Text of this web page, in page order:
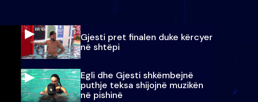
Gjesti pret finalen duke kërcyer
në shtëpi
Egli dhe Gjesti shkëmbejnë
puthje teksa shijojnë muzikën
në pishinë